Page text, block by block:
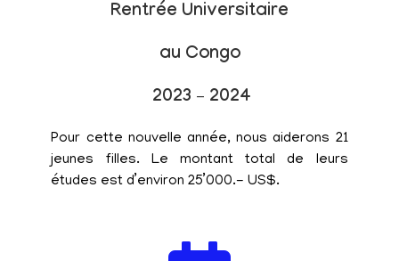
Rentrée Universitaire
au Congo
2023 – 2024
Pour cette nouvelle année, nous aiderons 21
jeunes filles. Le montant total de leurs
études est d’environ 25’000.- US$.